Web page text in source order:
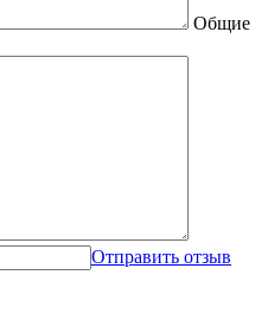
Общие
Отправить отзыв